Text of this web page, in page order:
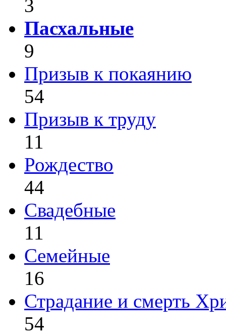
3
Пасхальные
9
Призыв к покаянию
54
Призыв к труду
11
Рождество
44
Свадебные
11
Семейные
16
Страдание и смерть
54